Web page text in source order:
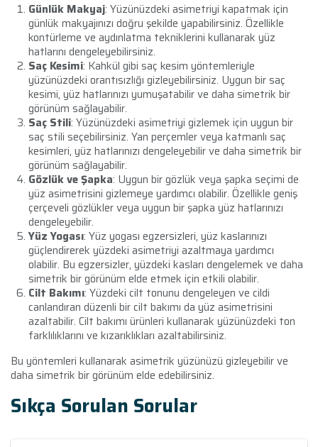
Günlük Makyaj: Yüzünüzdeki asimetriyi kapatmak için
günlük makyajınızı doğru şekilde yapabilirsiniz. Özellikle
kontürleme ve aydınlatma tekniklerini kullanarak yüz
hatlarını dengeleyebilirsiniz.
Saç Kesimi: Kahkül gibi saç kesim yöntemleriyle
yüzünüzdeki orantısızlığı gizleyebilirsiniz. Uygun bir saç
kesimi, yüz hatlarınızı yumuşatabilir ve daha simetrik bir
görünüm sağlayabilir.
Saç Stili: Yüzünüzdeki asimetriyi gizlemek için uygun bir
saç stili seçebilirsiniz. Yan perçemler veya katmanlı saç
kesimleri, yüz hatlarınızı dengeleyebilir ve daha simetrik bir
görünüm sağlayabilir.
Gözlük ve Şapka: Uygun bir gözlük veya şapka seçimi de
yüz asimetrisini gizlemeye yardımcı olabilir. Özellikle geniş
çerçeveli gözlükler veya uygun bir şapka yüz hatlarınızı
dengeleyebilir.
Yüz Yogası: Yüz yogası egzersizleri, yüz kaslarınızı
güçlendirerek yüzdeki asimetriyi azaltmaya yardımcı
olabilir. Bu egzersizler, yüzdeki kasları dengelemek ve daha
simetrik bir görünüm elde etmek için etkili olabilir.
Cilt Bakımı: Yüzdeki cilt tonunu dengeleyen ve cildi
canlandıran düzenli bir cilt bakımı da yüz asimetrisini
azaltabilir. Cilt bakımı ürünleri kullanarak yüzünüzdeki ton
farklılıklarını ve kızarıklıkları azaltabilirsiniz.
Bu yöntemleri kullanarak asimetrik yüzünüzü gizleyebilir ve
daha simetrik bir görünüm elde edebilirsiniz.
Sıkça Sorulan Sorular